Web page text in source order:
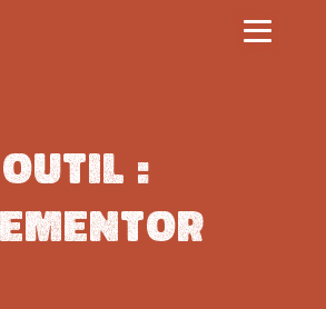
Outil :